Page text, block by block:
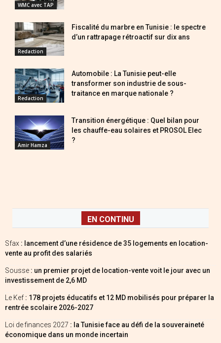
WMC avec TAP
Redaction
Fiscalité du marbre en Tunisie : le spectre
d’un rattrapage rétroactif sur dix ans
Redaction
Automobile : La Tunisie peut-elle
transformer son industrie de sous-
traitance en marque nationale ?
Amir Hamza
Transition énergétique : Quel bilan pour
les chauffe-eau solaires et PROSOL Elec
?
EN CONTINU
Sfax : lancement d’une résidence de 35 logements en location-
vente au profit des salariés
Sousse : un premier projet de location-vente voit le jour avec un
investissement de 2,6 MD
Le Kef : 178 projets éducatifs et 12 MD mobilisés pour préparer la
rentrée scolaire 2026-2027
Loi de finances 2027 : la Tunisie face au défi de la souveraineté
économique dans un monde incertain